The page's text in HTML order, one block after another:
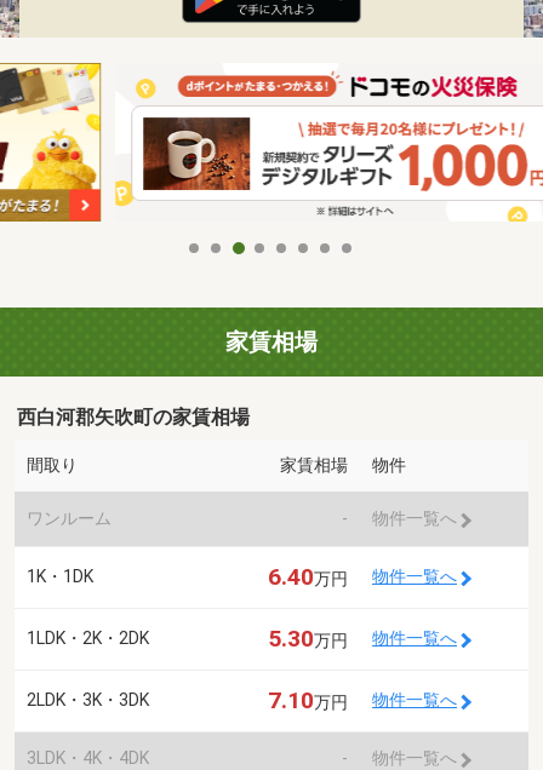
家賃相場
西白河郡矢吹町の家賃相場
間取り 家賃相場 物件
ワンルーム - 物件一覧へ
1K・1DK 6.40万円 物件一覧へ
1LDK・2K・2DK 5.30万円 物件一覧へ
2LDK・3K・3DK 7.10万円 物件一覧へ
3LDK・4K・4DK - 物件一覧へ